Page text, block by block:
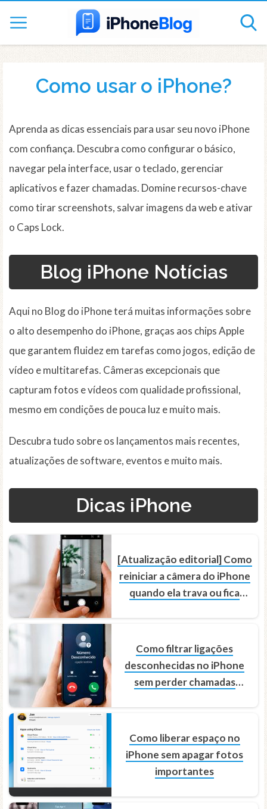
Como usar o iPhone?
Aprenda as dicas essenciais para usar seu novo iPhone
com confiança. Descubra como configurar o básico,
navegar pela interface, usar o teclado, gerenciar
aplicativos e fazer chamadas. Domine recursos-chave
como tirar screenshots, salvar imagens da web e ativar
o Caps Lock.
Blog iPhone Notícias
Aqui no Blog do iPhone terá muitas informações sobre
o alto desempenho do iPhone, graças aos chips Apple
que garantem fluidez em tarefas como jogos, edição de
vídeo e multitarefas. Câmeras excepcionais que
capturam fotos e vídeos com qualidade profissional,
mesmo em condições de pouca luz e muito mais.
Descubra tudo sobre os lançamentos mais recentes,
atualizações de software, eventos e muito mais.
Dicas iPhone
[Atualização editorial] Como
reiniciar a câmera do iPhone
quando ela trava ou fica
Como filtrar ligações
desconhecidas no iPhone
sem perder chamadas
Como liberar espaço no
iPhone sem apagar fotos
importantes